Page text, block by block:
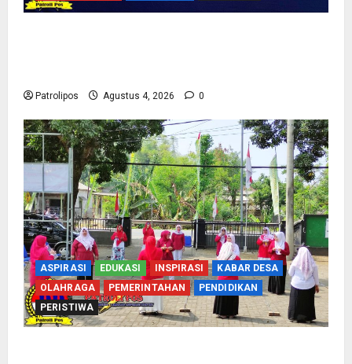
Patrolipos Agustus 4, 2026 0
ASPIRASI EDUKASI INSPIRASI
KABAR DESA
OLAHRAGA
PEMERINTAHAN
PENDIDIKAN
PERISTIWA